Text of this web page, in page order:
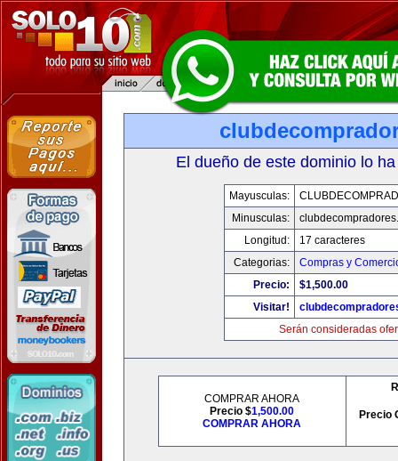
El dueño de este dominio lo
Mayusculas:
Minusculas:
Longitud:
17 caracteres
Categorias:
Compras y
Precio:
$1,500.00
Visitar!
Serán consideradas
COMPRAR AHORA
Precio $1,500.00
COMPRAR AHORA
Precio